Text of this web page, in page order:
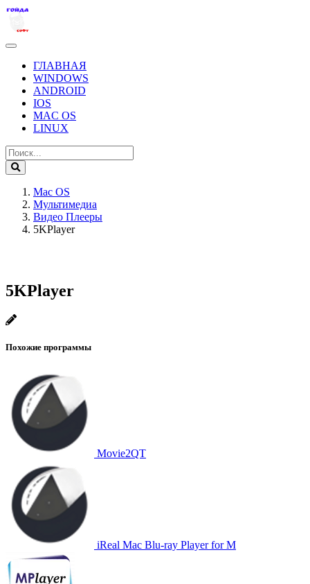
ГЛАВНАЯ
WINDOWS
ANDROID
IOS
MAC OS
LINUX
Mac OS
Мультимедиа
Видео Плееры
5KPlayer
5KPlayer
Похожие программы
Movie2QT
iReal Mac Blu-ray Player for M